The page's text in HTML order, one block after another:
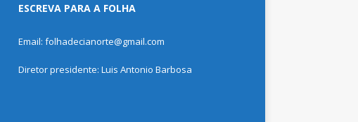
ESCREVA PARA A FOLHA
Email: folhadecianorte@gmail.com
Diretor presidente: Luis Antonio Barbosa